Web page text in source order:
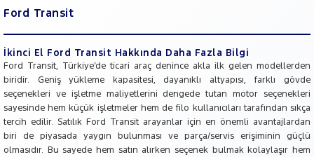
BENZ
MINI
MITSUBISHI
MOTORSIKLET
NISSAN
OPEL
PEUGEOT
RENAULT
Ford Transit
İkinci El Ford Transit Hakkında Daha Fazla Bilgi
Ford Transit, Türkiye’de ticari araç denince akla ilk gelen modellerden
biridir. Geniş yükleme kapasitesi, dayanıklı altyapısı, farklı gövde
seçenekleri ve işletme maliyetlerini dengede tutan motor seçenekleri
sayesinde hem küçük işletmeler hem de filo kullanıcıları tarafından sıkça
tercih edilir. Satılık Ford Transit arayanlar için en önemli avantajlardan
biri de piyasada yaygın bulunması ve parça/servis erişiminin güçlü
olmasıdır. Bu sayede hem satın alırken seçenek bulmak kolaylaşır hem